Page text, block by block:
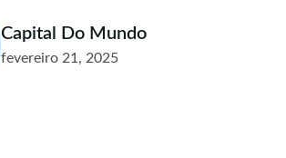
Capital Do Mundo
fevereiro 21, 2025